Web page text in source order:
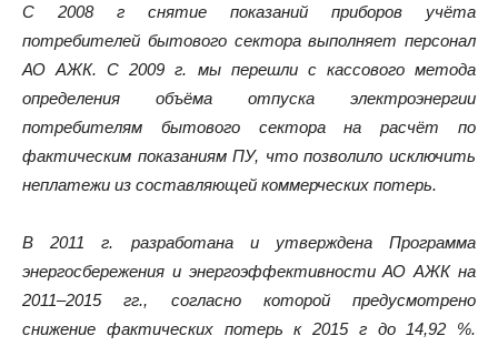
С 2008 г снятие показаний приборов учёта
потребителей бытового сектора выполняет персонал
АО АЖК. С 2009 г. мы перешли с кассового метода
определения объёма отпуска электроэнергии
потребителям бытового сектора на расчёт по
фактическим показаниям ПУ, что позволило исключить
неплатежи из составляющей коммерческих потерь.
В 2011 г. разработана и утверждена Программа
энергосбережения и энергоэффективности АО АЖК на
2011–2015 гг., согласно которой предусмотрено
снижение фактических потерь к 2015 г до 14,92 %.